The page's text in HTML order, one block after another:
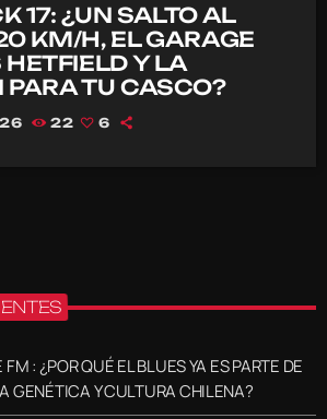
17: ¿UN SALTO AL
KM/H, EL GARAGE
Y LA
PARA TU CASCO?
22 6
: ¿POR QUÉ EL BLUES YA ES PARTE DE
GENÉTICA Y CULTURA CHILENA?